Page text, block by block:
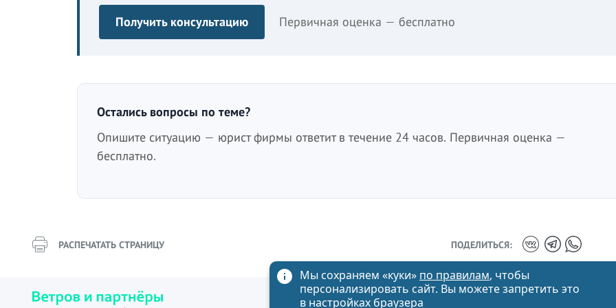
Получить консультацию Первичная оценка — бесплатно
Остались вопросы по теме?
Опишите ситуацию — юрист фирмы ответит в течение 24 часов. Первичная оценка —
бесплатно.
РАСПЕЧАТАТЬ СТРАНИЦУ ПОДЕЛИТЬСЯ:
Мы сохраняем «куки» по правилам, чтобы
персонализировать сайт. Вы можете запретить это
в настройках браузера